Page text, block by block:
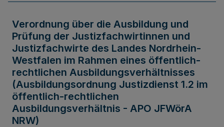
Verordnung über die Ausbildung und
Prüfung der Justizfachwirtinnen und
Justizfachwirte des Landes Nordrhein-
Westfalen im Rahmen eines öffentlich-
rechtlichen Ausbildungsverhältnisses
(Ausbildungsordnung Justizdienst 1.2 im
öffentlich-rechtlichen
Ausbildungsverhältnis - APO JFWörA
NRW)